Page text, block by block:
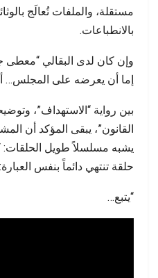
مستقلة، والملفات تُعالَج
بالانطباعات.
وإن كان لدى البقالي “معطى
إما أن يعرضه على المجلس…
بين رواية “الاستهداف”،
القانون”، يبقى المؤكد أن
يشبه مسلسلاً طويل
حلقة تنتهي دائماً بنفس العبارة:
“يتبع…